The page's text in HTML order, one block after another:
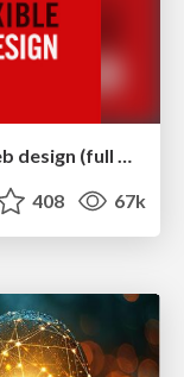
408 67k